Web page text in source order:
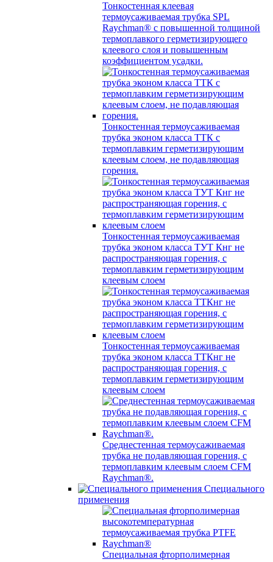
Тонкостенная клеевая
термоусаживаемая трубка SPL
Raychman® с повышенной толщиной
термоплавкого герметизирующего
клеевого слоя и повышенным
коэффициентом усадки.
Тонкостенная термоусаживаемая
трубка эконом класса ТТК с
термоплавким герметизирующим
клеевым слоем, не подавляющая
горения.
Тонкостенная термоусаживаемая
трубка эконом класса ТУТ Кнг не
распространяющая горения, с
термоплавким герметизирующим
клеевым слоем
Тонкостенная термоусаживаемая
трубка эконом класса ТТКнг не
распространяющая горения, с
термоплавким герметизирующим
клеевым слоем
Среднестенная термоусаживаемая
трубка не подавляющая горения, с
термоплавким клеевым слоем CFM
Raychman®.
Специального
применения
Специальная фторполимерная